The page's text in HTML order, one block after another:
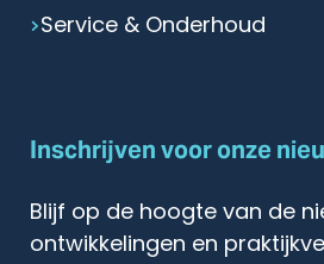
Service & Onderhoud
Inschrijven voor onze
Blijf op de hoogte van de
ontwikkelingen en